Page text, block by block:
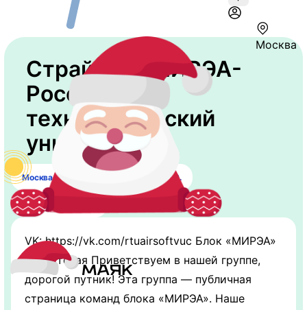
Москва
Страйкбол МИРЭА-
Российский
технологический
университет
Москва, ​Вернадского проспект, 78 ст9.
7 (499) 215-65-65
VK: https://vk.com/rtuairsoftvuc Блок «МИРЭА»
— гостевая Приветствуем в нашей группе,
дорогой путник! Эта группа — публичная
страница команд блока «МИРЭА». Наше